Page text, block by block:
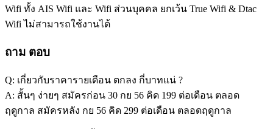
Wifi ทั้ง AIS Wifi และ Wifi ส่วนบุคคล ยกเว้น True Wifi & Dtac
Wifi ไม่สามารถใช้งานได้
ถาม ตอบ
Q: เกี่ยวกับราคารายเดือน ตกลง กี่บาทแน่ ?
A: สั้นๆ ง่ายๆ สมัครก่อน 30 กย 56 คิด 199 ต่อเดือน ตลอด
ฤดูกาล สมัครหลัง กย 56 คิด 299 ต่อเดือน ตลอดฤดูกาล